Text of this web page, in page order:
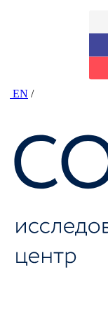
EN /